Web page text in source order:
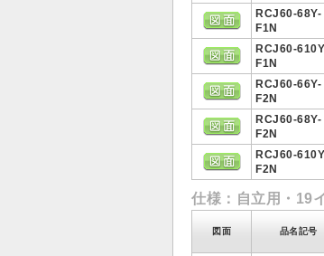
RCJ60-68Y-
F1N
RCJ60-
F1N
RCJ60-66Y-
F2N
RCJ60-68Y-
F2N
RCJ60-
F2N
仕様：自立用・19
図面 品名記号